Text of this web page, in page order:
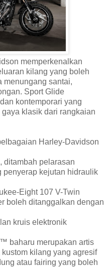
memperkenalkan
kilang yang boleh
menungang santai,
Sport Glide
kontemporari yang
klasik dari rangkaian
Harley-Davidson
ditambah pelarasan
penyerap kejutan hidraulik
Eight 107 V-Twin
boleh ditanggalkan dengan
kruis elektronik
baharu merupakan artis
kilang yang agresif
atau fairing yang boleh